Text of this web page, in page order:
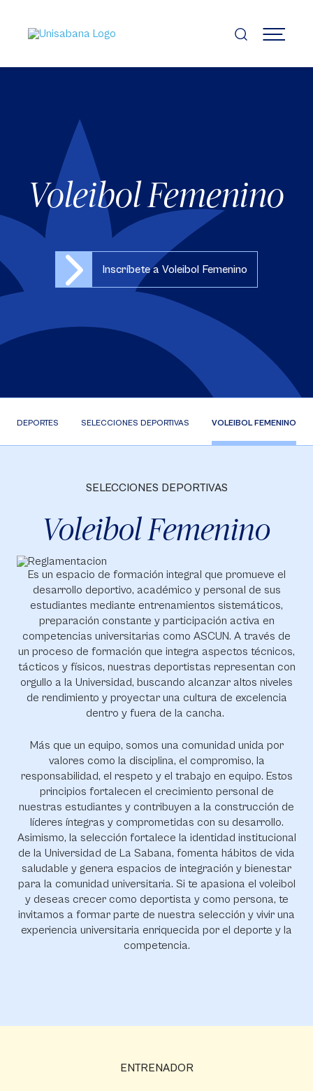
contenido
principal
MENÚ
Voleibol Femenino
Inscríbete a Voleibol Femenino
DEPORTES SELECCIONES DEPORTIVAS VOLEIBOL FEMENINO
SELECCIONES DEPORTIVAS
Voleibol Femenino
Es un espacio de formación integral que promueve el
desarrollo deportivo, académico y personal de sus
estudiantes mediante entrenamientos sistemáticos,
preparación constante y participación activa en
competencias universitarias como ASCUN. A través de
un proceso de formación que integra aspectos técnicos,
tácticos y físicos, nuestras deportistas representan con
orgullo a la Universidad, buscando alcanzar altos niveles
de rendimiento y proyectar una cultura de excelencia
dentro y fuera de la cancha.
Más que un equipo, somos una comunidad unida por
valores como la disciplina, el compromiso, la
responsabilidad, el respeto y el trabajo en equipo. Estos
principios fortalecen el crecimiento personal de
nuestras estudiantes y contribuyen a la construcción de
líderes íntegras y comprometidas con su desarrollo.
Asimismo, la selección fortalece la identidad institucional
de la Universidad de La Sabana, fomenta hábitos de vida
saludable y genera espacios de integración y bienestar
para la comunidad universitaria. Si te apasiona el voleibol
y deseas crecer como deportista y como persona, te
invitamos a formar parte de nuestra selección y vivir una
experiencia universitaria enriquecida por el deporte y la
competencia.
ENTRENADOR